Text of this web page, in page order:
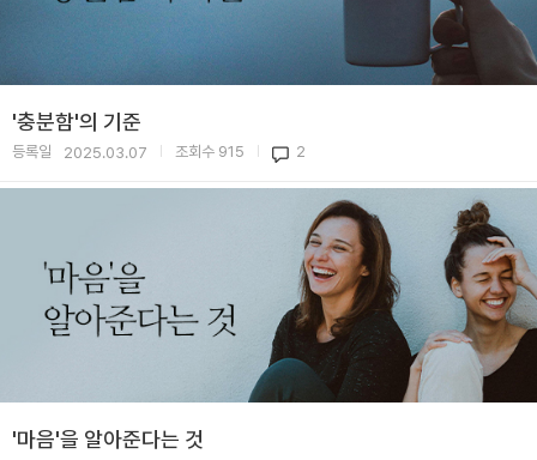
'충분함'의 기준
등록일 2025.03.07 조회수 915 2
'마음'을 알아준다는 것